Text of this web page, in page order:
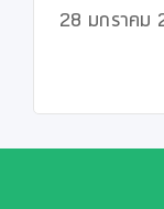
28 มกราคม